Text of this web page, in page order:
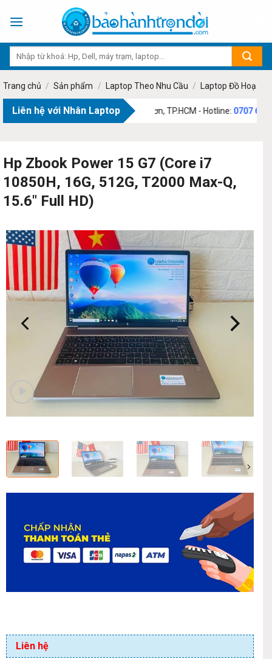
Trang chủ / Sản phẩm / Laptop Theo Nhu Cầu / Laptop Đồ Hoạ
Liên hệ với Nhân Laptop
73 Phạm Văn Bạch, Phường Tân Sơn, TP.HCM - Hotline:0707 69 1111
Hp Zbook Power 15 G7 (Core i7
10850H, 16G, 512G, T2000 Max-Q,
15.6″ Full HD)
Liên hệ